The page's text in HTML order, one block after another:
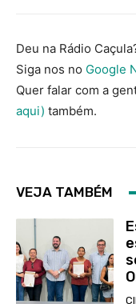
Deu na Rádio
Siga nos no Google
Quer falar com a
aqui) também.
VEJA TAMBÉM